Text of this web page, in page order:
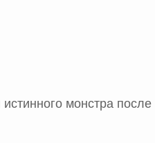
монстра